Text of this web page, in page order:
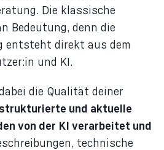
Die klassische
Bedeutung, denn die
entsteht direkt aus dem
und KI.
die Qualität deiner
und aktuelle
von der KI verarbeitet und
technische